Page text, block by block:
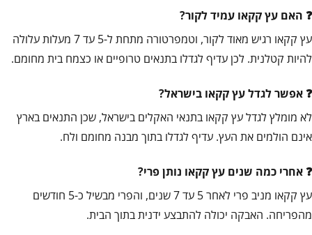
האם עץ קקאו עמיד לקור?
עץ קקאו רגיש מאוד לקור, וטמפרטורה מתחת ל-5 עד 7 מעלות עלולה
להיות קטלנית. לכן עדיף לגדלו בתנאים טרופיים או כצמח בית מחומם.
אפשר לגדל עץ קקאו בישראל?
לא מומלץ לגדל עץ קקאו בתנאי האקלים בישראל, שכן התנאים בארץ
אינם הולמים את העץ. עדיף לגדלו בתוך מבנה מחומם ולח.
אחרי כמה שנים עץ קקאו נותן פרי?
עץ קקאו מניב פרי לאחר 5 עד 7 שנים, והפרי מבשיל כ-5 חודשים
מהפריחה. האבקה יכולה להתבצע ידנית בתוך הבית.